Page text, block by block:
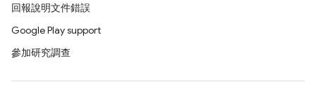
回報說明文件錯誤
Google Play support
參加研究調查